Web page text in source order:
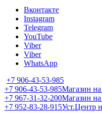
Вконтакте
Instagram
Telegram
YouTube
Viber
Viber
WhatsApp
+7 906-43-53-985
+7 906-43-53-985Магазин
+7 967-31-32-200Магазин
+7 952-83-28-915Уст.Центр